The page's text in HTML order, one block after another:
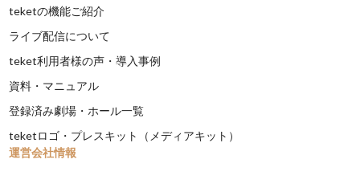
teketの機能ご紹介
ライブ配信について
teket利用者様の声・導入事例
資料・マニュアル
登録済み劇場・ホール一覧
teketロゴ・プレスキット（メディアキット）
運営会社情報